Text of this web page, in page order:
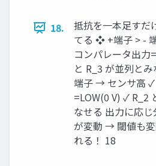
18.
抵抗を一本足すだ
てる ❖ +端子 > -
コンパレータ出力
と R_3 が並列と
端子 → センサ高
=LOW(0 V) ✓ R_2
なせる 出力に応
が変動 → 閾値も
れる！ 18